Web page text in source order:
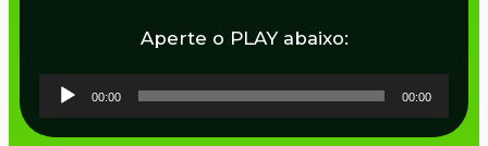
Aperte o PLAY abaixo:
Tocador
de
00:00 00:00